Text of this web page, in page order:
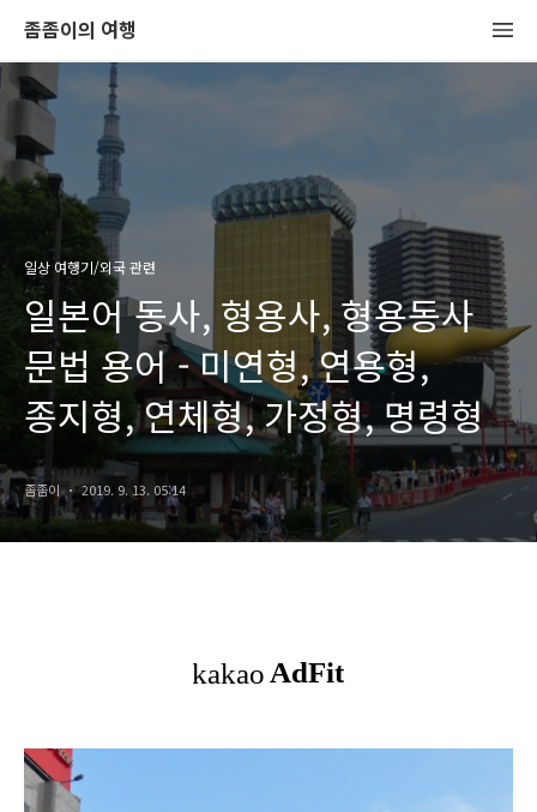
좀좀이의 여행
일상 여행기/외국 관련
일본어 동사, 형용사, 형용동사
문법 용어 - 미연형, 연용형,
종지형, 연체형, 가정형, 명령형
좀좀이 2019. 9. 13. 05:14